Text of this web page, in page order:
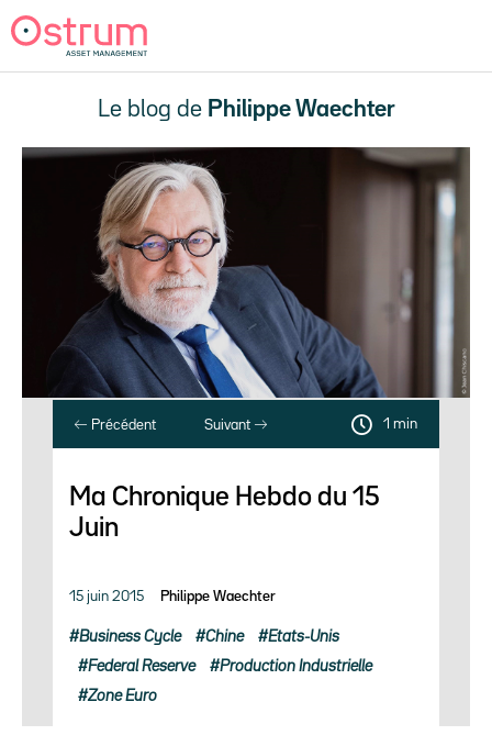
Le blog de Philippe Waechter
Précédent Suivant 1 min
Ma Chronique Hebdo du 15
Juin
15 juin 2015 Philippe Waechter
Business Cycle Chine Etats-Unis
Federal Reserve Production Industrielle
Zone Euro